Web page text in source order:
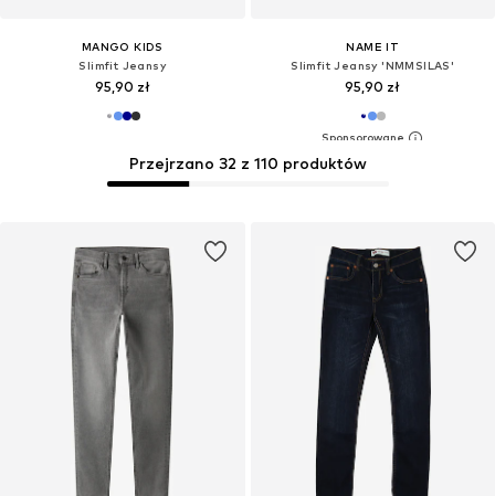
MANGO KIDS
Slimfit Jeansy
95,90 zł
NAME IT
Slimfit Jeansy 'NMMSILAS'
95,90 zł
Przejrzano 32 z 110 produktów